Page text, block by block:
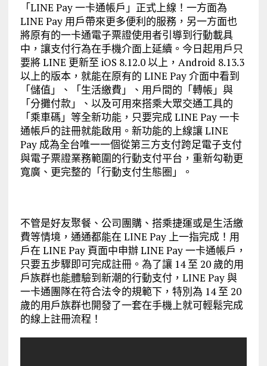
「LINE Pay 一卡通帳戶」正式上線！一方面為
LINE Pay 用戶帶來更多便利的服務，另一方面也
將原有的一卡通電子票證使用者引導到行動載具
中，讓支付行為在手機介面上延續。今日起用戶只
要將 LINE 更新至 iOS 8.12.0 以上，Android 8.13.3
以上的版本，就能在原有的 LINE Pay 介面中看到
「儲值」、「生活繳費」、用戶間的「轉帳」與
「分攤付款」、以及可用來搭乘大眾交通工具的
「乘車碼」等全新功能，只要完成 LINE Pay 一卡
通帳戶的註冊就能啟用。新功能的上線讓 LINE
Pay 成為全台唯一一個從第三方支付跨足電子支付
與電子票證業務範圍的行動支付平台，重新勾勒更
寬廣、更完整的「行動支付生態圈」。
不管是好友聚餐、公司團購、搭乘捷運或是生活繳
費等情境，通通都能在 LINE Pay 上一指完成！用
戶在 LINE Pay 頁面中申辦 LINE Pay 一卡通帳戶，
只要五步驟即可完成註冊。為了讓 14 至 20 歲的用
戶族群也能體驗到新潮的行動支付，LINE Pay 與
一卡通團隊在符合法令的規範下，特別為 14 至 20
歲的用戶族群也開發了一套在手機上就可輕鬆完成
的線上註冊流程！